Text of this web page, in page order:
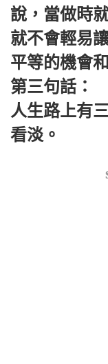
說，當做時
就不會輕易
平等的機會
第三句話：
人生路上有
看淡。